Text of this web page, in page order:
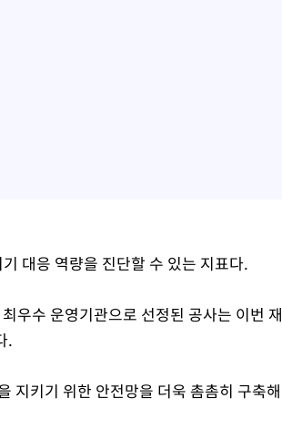
대응 역량을 진단할 수 있는 지표다.
우수 운영기관으로 선정된 공사는 이번 재
.
지키기 위한 안전망을 더욱 촘촘히 구축해